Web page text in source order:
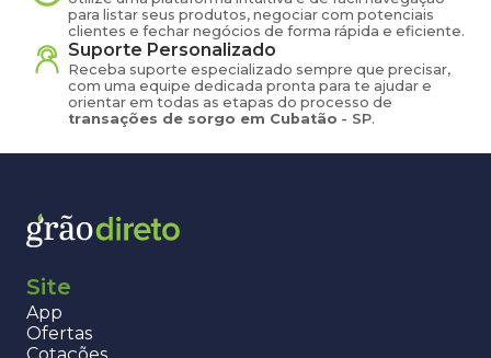
para listar seus produtos, negociar com potenciais
clientes e fechar negócios de forma rápida e eficiente.
Suporte Personalizado
Receba suporte especializado sempre que precisar,
com uma equipe dedicada pronta para te ajudar e
orientar em todas as etapas do processo de
transações de sorgo em Cubatão - SP.
Site
App
Ofertas